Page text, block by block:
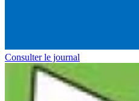
Consulter le journal